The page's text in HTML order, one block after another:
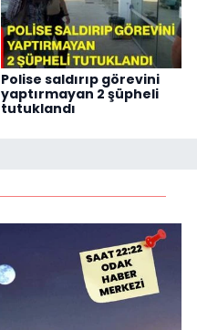
Polise saldırıp görevini
yaptırmayan 2 şüpheli
tutuklandı